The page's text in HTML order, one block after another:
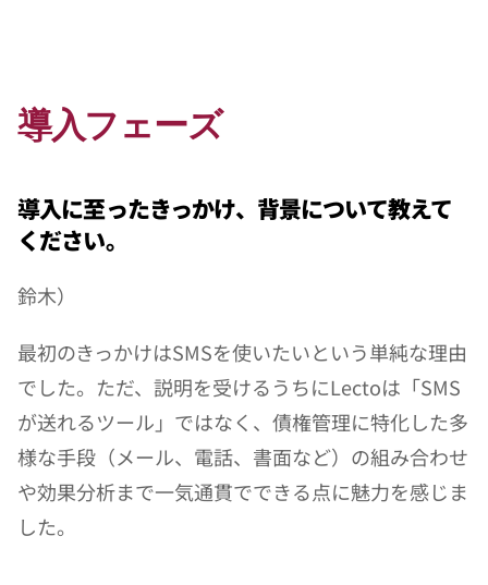
導入フェーズ
導入に至ったきっかけ、背景について教えて
ください。
鈴木）
最初のきっかけはSMSを使いたいという単純な理由
でした。ただ、説明を受けるうちにLectoは「SMS
が送れるツール」ではなく、債権管理に特化した多
様な手段（メール、電話、書面など）の組み合わせ
や効果分析まで一気通貫でできる点に魅力を感じま
した。